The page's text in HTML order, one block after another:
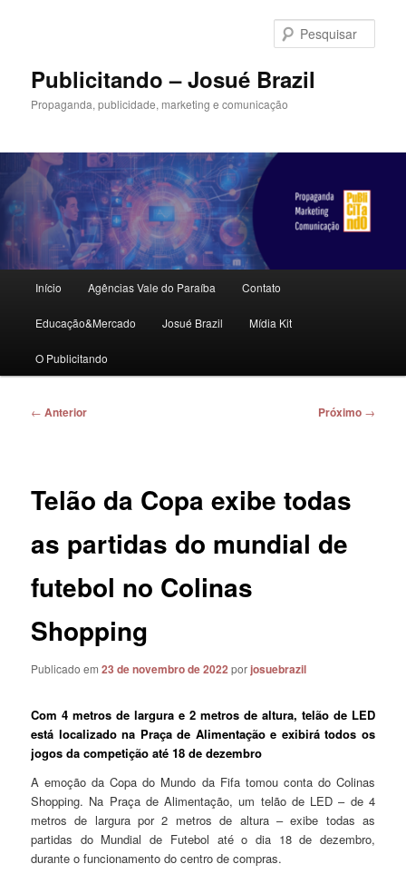
principalPublicitando – Josué Brazil
Propaganda, publicidade, marketing e comunicação
principal
Início Agências Vale do Paraíba Contato
Educação&Mercado Josué Brazil Mídia Kit
O Publicitando
Navegação
← Anterior Próximo →
Telão da Copa exibe todas
as partidas do mundial de
futebol no Colinas
Shopping
Publicado em23 de novembro de 2022 porjosuebrazil
Com 4 metros de largura e 2 metros de altura, telão de LED
está localizado na Praça de Alimentação e exibirá todos os
jogos da competição até 18 de dezembro
A emoção da Copa do Mundo da Fifa tomou conta do Colinas
Shopping. Na Praça de Alimentação, um telão de LED – de 4
metros de largura por 2 metros de altura – exibe todas as
partidas do Mundial de Futebol até o dia 18 de dezembro,
durante o funcionamento do centro de compras.